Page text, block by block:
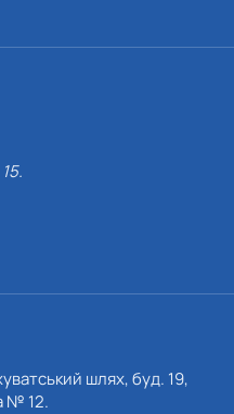
шлях, буд. 19,
№ 12.